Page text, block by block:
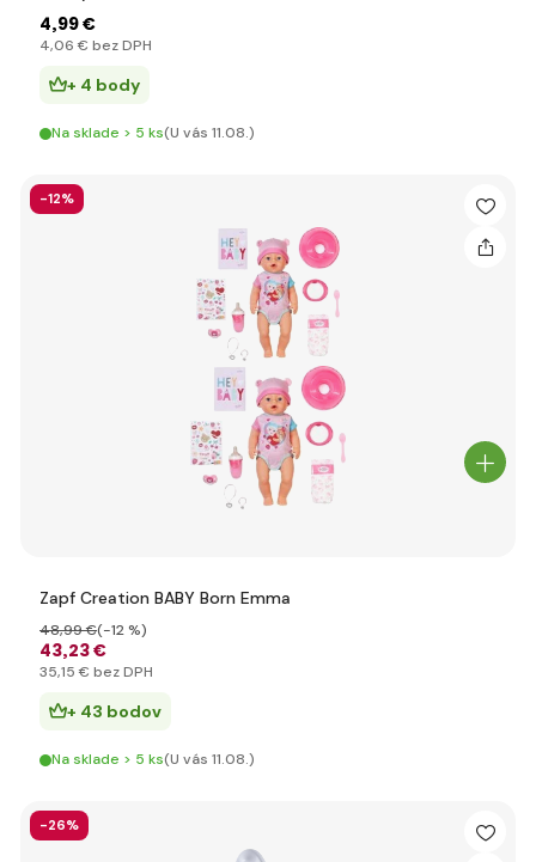
4,99 €
4,06 € bez DPH
+ 4 body
Na sklade > 5 ks(U vás 11.08.)
-12%
Zapf Creation BABY Born Emma
43,23 €
48,99 €(-12 %)
35,15 € bez DPH
+ 43 bodov
Na sklade > 5 ks(U vás 11.08.)
-26%